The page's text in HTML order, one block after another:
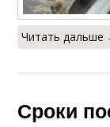
Читать дальше
Сроки